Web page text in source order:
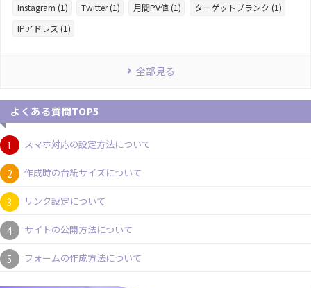
Instagram (1)
Twitter (1) 月間PV値 (1)
ターゲットブランク (1)
IPアドレス (1)
全部見る
よくある質問TOP5
スマホ対応の設定方法について
作成時の台紙サイズについて
リンク設定について
サイトの公開方法について
フォームの作成方法について